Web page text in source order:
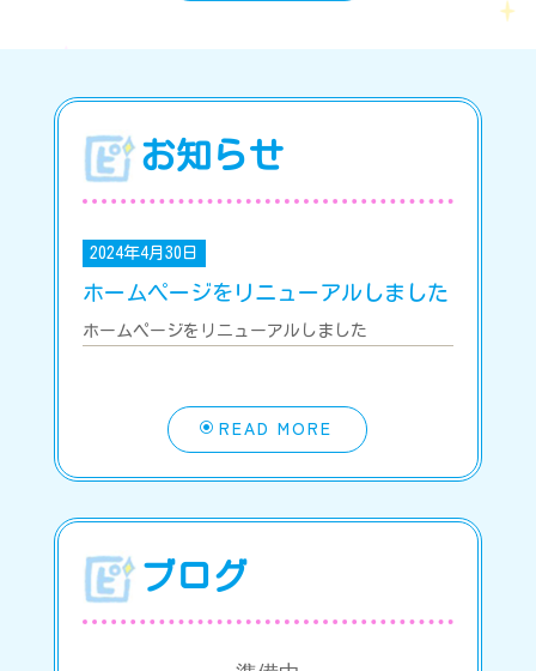
お知らせ
2024年4月30日
ホームページをリニューアルしました
ホームページをリニューアルしました
READ MORE
ブログ